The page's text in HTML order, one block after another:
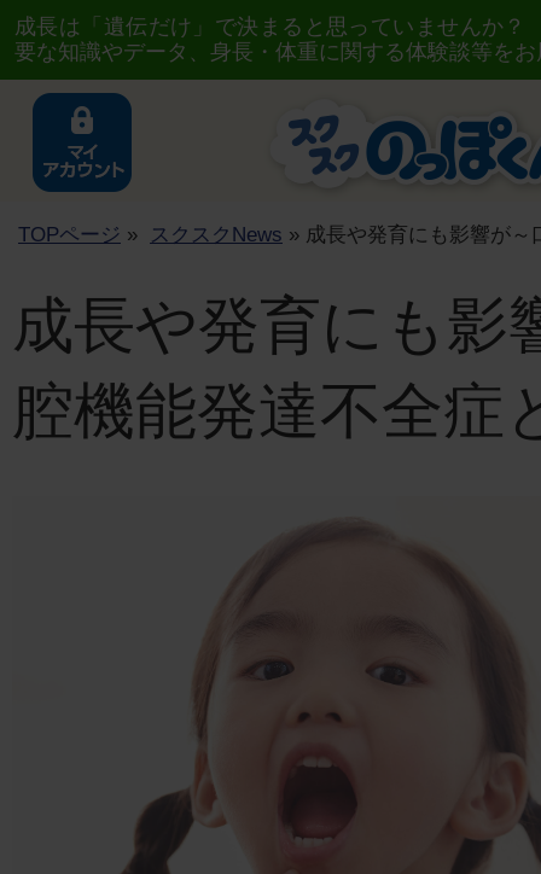
成長は「遺伝だけ」で決まると思っていませんか
要な知識やデータ、身長・体重に関する体験談等を
TOPページ » スクスクNews » 成長や発育にも影響が
成長や発育にも影
腔機能発達不全症